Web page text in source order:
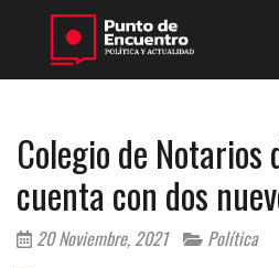
Colegio de Notarios
cuenta con dos
20 Noviembre, 2021 Política